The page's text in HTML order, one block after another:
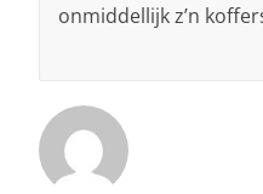
onmiddellijk z’n